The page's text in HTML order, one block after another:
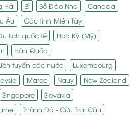
Hải Bỉ Bồ Đào Nha
Canada
Âu
Các tỉnh Miền Tây
lịch quốc tế
Hoa Kỳ (Mỹ)
Hàn Quốc
tuyến các nước
Luxembourg
Maroc Nauy
New Zealand
Singapore
Slovakia
Thành Đô - Cửu Trại Câu